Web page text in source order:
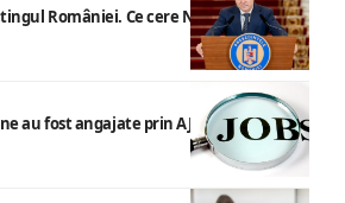
României. Ce cere Nicușor Dan
au fost angajate prin AJOFM Mehedinți